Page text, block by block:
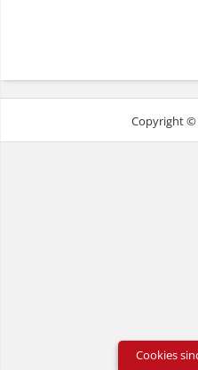
Copyright ©
Cookies